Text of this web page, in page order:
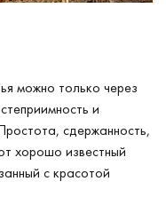
можно только через
и
сдержанность,
хорошо известный
с красотой